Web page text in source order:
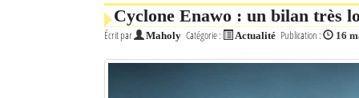
Cyclone Enawo : un bilan très
Écrit par Maholy Catégorie : Actualité Publication : 16